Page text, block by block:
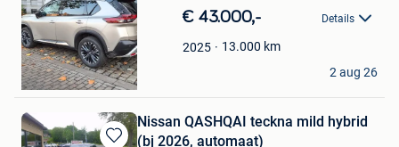
€ 43.000,- Details
2025 13.000 km
lebda
Sint-Jans-Molenbeek
2 aug 26
Nissan QASHQAI teckna mild hybrid
(bj 2026, automaat)